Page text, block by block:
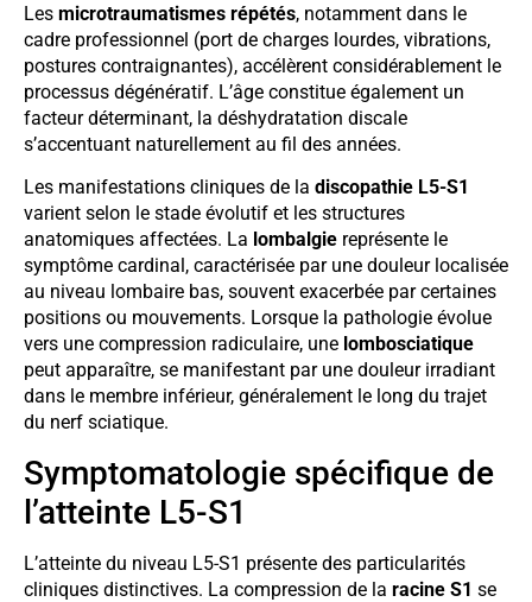
Les microtraumatismes répétés, notamment dans le
cadre professionnel (port de charges lourdes, vibrations,
postures contraignantes), accélèrent considérablement le
processus dégénératif. L’âge constitue également un
facteur déterminant, la déshydratation discale
s’accentuant naturellement au fil des années.
Les manifestations cliniques de la discopathie L5-S1
varient selon le stade évolutif et les structures
anatomiques affectées. La lombalgie représente le
symptôme cardinal, caractérisée par une douleur localisée
au niveau lombaire bas, souvent exacerbée par certaines
positions ou mouvements. Lorsque la pathologie évolue
vers une compression radiculaire, une lombosciatique
peut apparaître, se manifestant par une douleur irradiant
dans le membre inférieur, généralement le long du trajet
du nerf sciatique.
Symptomatologie spécifique de
l’atteinte L5-S1
L’atteinte du niveau L5-S1 présente des particularités
cliniques distinctives. La compression de la racine S1 se